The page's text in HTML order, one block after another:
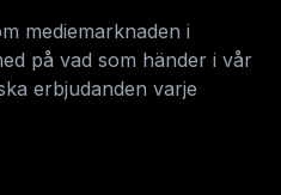
mediemarknaden i
på vad som händer i vår
erbjudanden varje